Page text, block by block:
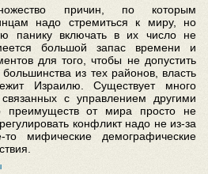
причин, по которым
надо стремиться к миру, но
панику включать в их число не
большой запас времени и
для того, чтобы не допустить
большинства из тех районов, власть
Израилю. Существует много
с управлением другими
преимуществ от мира просто не
конфликт надо не из-за
то мифические демографические